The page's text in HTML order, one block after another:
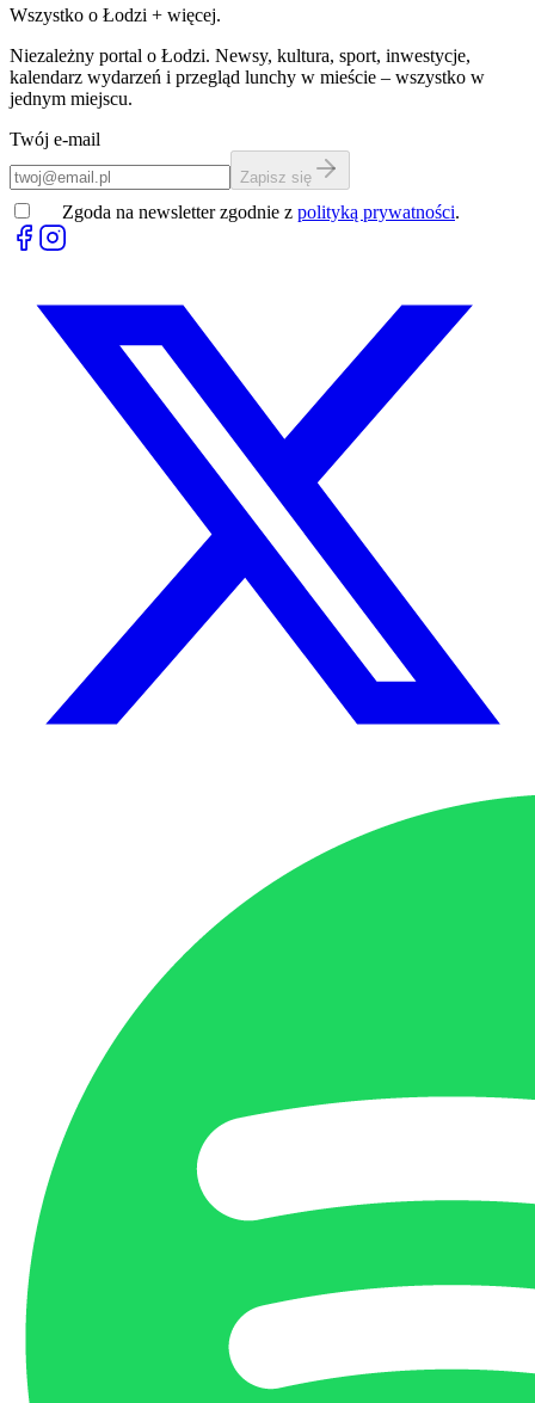
Wszystko o Łodzi + więcej.
Niezależny portal o Łodzi. Newsy, kultura, sport, inwestycje,
kalendarz wydarzeń i przegląd lunchy w mieście – wszystko w
jednym miejscu.
Twój e-mail
Zapisz się
Zgoda na newsletter zgodnie z polityką prywatności.